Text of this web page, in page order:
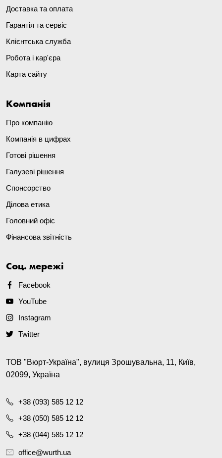
Доставка та оплата
Гарантія та сервіс
Клієнтська служба
Робота і кар'єра
Карта сайту
Компанія
Про компанію
Компанія в цифрах
Готові рішення
Галузеві рішення
Спонсорство
Ділова етика
Головний офіс
Фінансова звітність
Соц. мережі
Facebook
YouTube
Instagram
Twitter
ТОВ "Вюрт-Україна", вулиця Зрошувальна, 11, Київ,
02099, Україна
+38 (093) 585 12 12
+38 (050) 585 12 12
+38 (044) 585 12 12
office@wurth.ua